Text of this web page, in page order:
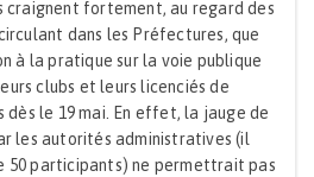
craignent fortement, au regard des
dans les Préfectures, que
à la pratique sur la voie publique
clubs et leurs licenciés de
le 19 mai. En effet, la jauge de
les autorités administratives (il
50 participants) ne permettrait pas